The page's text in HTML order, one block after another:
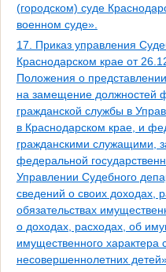
(городском) суде
военном суде».
17. Приказ управления
Краснодарском крае от
Положения о
на замещение должностей
гражданской службы в
в Краснодарском крае, и
гражданскими служащими,
федеральной
Управлении Судебного
сведений о своих доходах,
обязательствах
о доходах, расходах, об
имущественного характера
несовершеннолетних